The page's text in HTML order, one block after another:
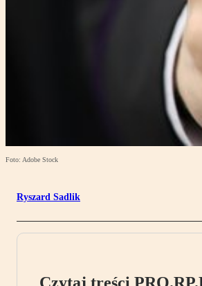
Foto: Adobe Stock
Ryszard Sadlik